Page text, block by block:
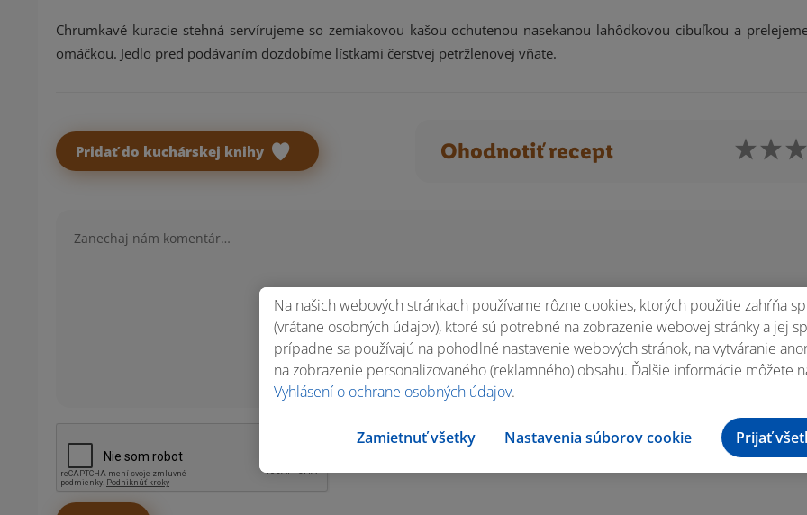
Chrumkavé kuracie stehná servírujeme so zemiakovou kašou ochutenou nasekanou lahôdkovou cibuľkou a
omáčkou. Jedlo pred podávaním dozdobíme lístkami čerstvej petržlenovej vňate.
Pridať do kuchárskej knihy Ohodnotiť recept
Na našich webových stránkach používame rôzne cookies, ktorých použitie zahŕňa
(vrátane osobných údajov), ktoré sú potrebné na zobrazenie webovej stránky a jej
prípadne sa používajú na pohodlné nastavenie webových stránok, na vytváranie
na zobrazenie personalizovaného (reklamného) obsahu. Ďalšie informácie môžete
Vyhlásení o ochrane osobných údajov.
Zamietnuť všetky Nastavenia súborov cookie Prijať